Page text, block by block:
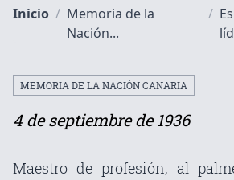
Inicio / Memoria de la
Nación...
/
MEMORIA DE LA NACIÓN CANARIA
4 de septiembre de 1936
Maestro de profesión, al